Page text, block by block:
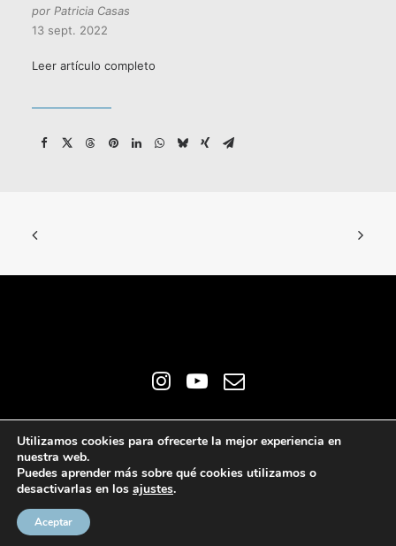
por Patricia Casas
13 sept. 2022
Leer artículo completo
ǀAviso LegalǀPolítica de Cookies
Utilizamos cookies para ofrecerte la mejor experiencia en
nuestra web.
Puedes aprender más sobre qué cookies utilizamos o
desactivarlas en los ajustes.
Aceptar